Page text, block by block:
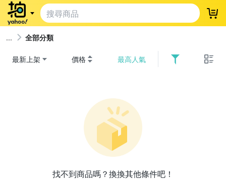
登
全部分類
最新上架 價格 最高人氣
找不到商品嗎？換換其他條件吧！